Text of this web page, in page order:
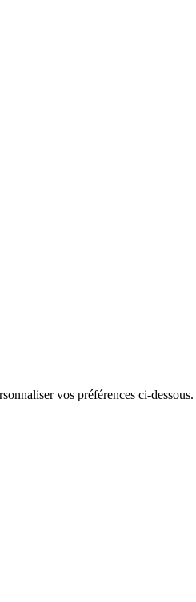
vos préférences ci-dessous.